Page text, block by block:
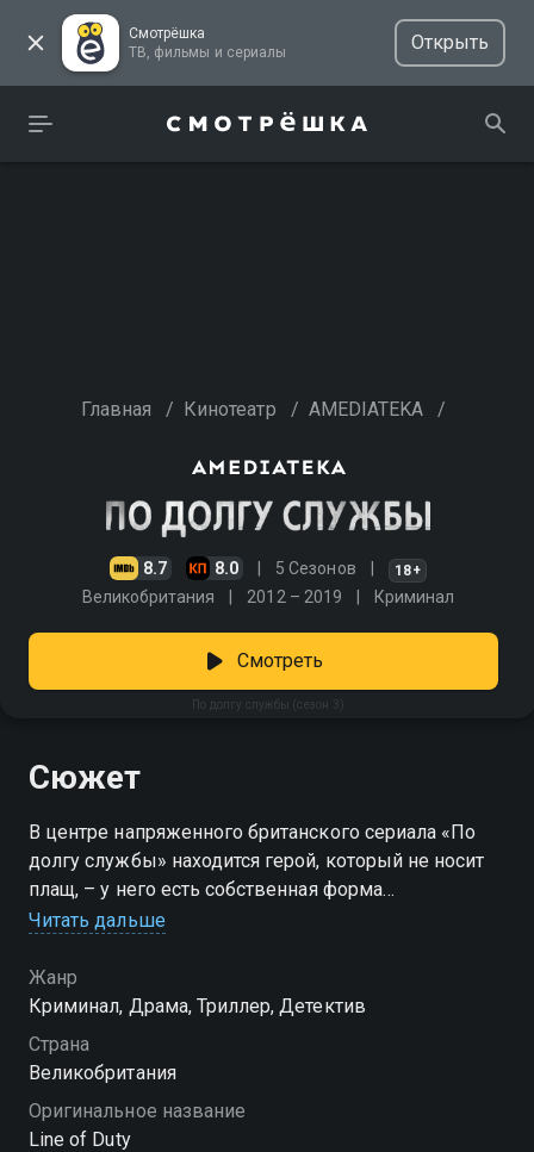
Смотрёшка
ТВ, фильмы и сериалы
Открыть
Главная / Кинотеатр / AMEDIATEKA /
8.7 8.0 5 Сезонов 18+
Великобритания 2012 – 2019 Криминал
По долгу службы (сезон 3)
Смотреть
Сюжет
В центре напряженного британского сериала «По
долгу службы» находится герой, который не носит
плащ, – у него есть собственная форма
службы вы можете совершенно бесплатно в
хорошем HD качестве на Смотрёшке
Читать дальше
Жанр
Криминал, Драма, Триллер, Детектив
Страна
Великобритания
Оригинальное название
Line of Duty